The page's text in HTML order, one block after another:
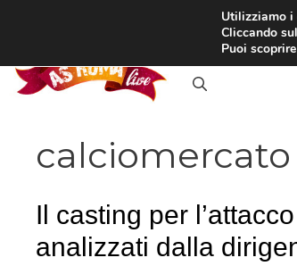
RASSEGNA
calciomercato
Il casting per
analizzati dalla
Utilizziamo i
Cliccando
Puoi